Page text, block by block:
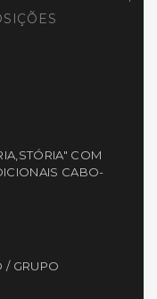
COM
CABO-
/ GRUPO